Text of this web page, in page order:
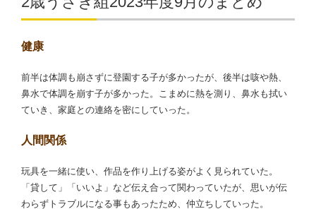
健康
前半は体調も崩さずに登園する子が多かったが、後半は咳や熱、
鼻水で体調を崩す子が多かった。こまめに熱を測り、鼻水も拭い
ていき、家庭との連絡を密にしていった。
人間関係
玩具を一緒に使い、作品を作り上げる姿がよく見られていた。
「貸して」「いいよ」など伝え合って関わっていたが、思いが伝
わらずトラブルになる事もあったため、仲立ちしていった。